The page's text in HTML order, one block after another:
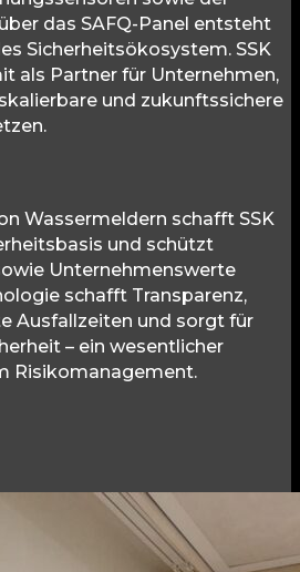
das SAFQ-Panel entsteht
Sicherheitsökosystem. SSK
als Partner für Unternehmen,
und zukunftssichere
Wassermeldern schafft SSK
und schützt
Unternehmenswerte
schafft Transparenz,
Ausfallzeiten und sorgt für
– ein wesentlicher
Risikomanagement.